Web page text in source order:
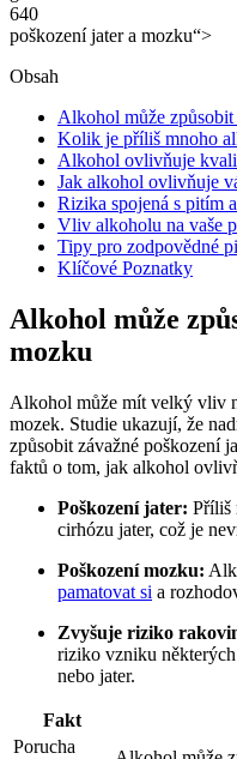
poškození jater a mozku“>
Obsah
Alkohol může
Kolik je příliš mnoho
Alkohol ovlivňuje
Jak alkohol ovlivňuje
Rizika spojená s pitím
Vliv alkoholu na vaše
Tipy pro zodpovědné
Klíčové Poznatky
Alkohol může
mozku
Alkohol může mít velký vliv
mozek. Studie ukazují, že
způsobit závažné poškození
faktů o tom, jak alkohol
Poškození jater: Příliš
cirhózu jater, což je
Poškození mozku:
pamatovat si a
Zvyšuje riziko
riziko vzniku
nebo jater.
Fakt
Porucha